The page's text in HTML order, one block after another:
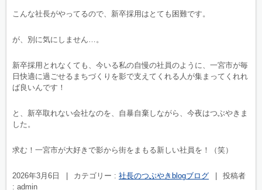
こんな社長がやってるので、新卒採用はとても困難です。
が、別に気にしません…。
新卒採用とれなくても、今いる私の自慢の社員のように、一宮市が毎
日快適に過ごせるまちづくりを影で支えてくれる人が集まってくれれ
ば良いんです！
と、新卒取れない会社なのを、自暴自棄しながら、今夜はつぶやきま
した。
求む！一宮市が大好きで影から街をまもる新しい社員を！（笑）
2026年3月6日 カテゴリー : 社長のつぶやきblogブログ
投稿者
: admin